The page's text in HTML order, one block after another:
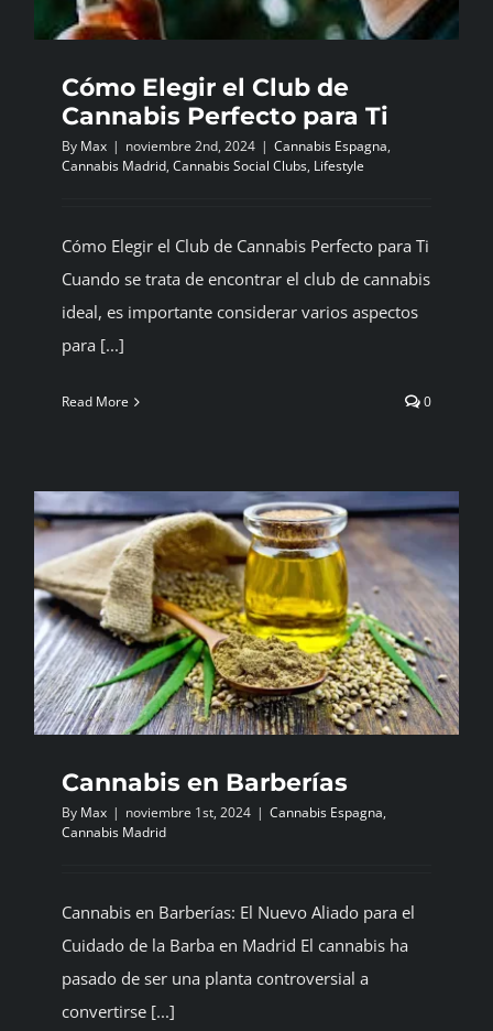
Cómo Elegir el Club de
Cannabis Perfecto para Ti
By Max | noviembre 2nd, 2024 | Cannabis Espagna,
Cannabis Madrid, Cannabis Social Clubs, Lifestyle
Cómo Elegir el Club de Cannabis Perfecto para Ti
Cuando se trata de encontrar el club de cannabis
ideal, es importante considerar varios aspectos
para [...]
Read More 0
Cannabis en Barberías
By Max | noviembre 1st, 2024 | Cannabis Espagna,
Cannabis Madrid
Cannabis en Barberías: El Nuevo Aliado para el
Cuidado de la Barba en Madrid El cannabis ha
pasado de ser una planta controversial a
convertirse [...]